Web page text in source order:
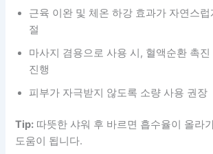
근육 이완 및 체온 하강 효과가 자연스
절
마사지 겸용으로 사용 시, 혈액순환 촉
진행
피부가 자극받지 않도록 소량 사용 권장
Tip: 따뜻한 샤워 후 바르면 흡수율이 올라
도움이 됩니다.